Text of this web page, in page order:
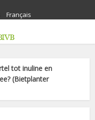
Français
tot inuline en
(Bietplanter